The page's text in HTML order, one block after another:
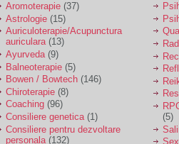
Sunt casatorita, am
31 de ani si un copil in
varsta de 2 ani care
mi-e lumina ochilor.
De ceva timp simt ca
mi s-a adunat
oboseala, o oboseala
cronica de care nu pot
scapa si simt ca din
cauza ei nu pot
controla nervii si
cateodata are copilul
Aromoterapie (37)
Astrologie (15)
Auriculoterapie/Acupunctura
auriculara(13)
Ayurveda(9)
Balneoterapie (5)
Bowen / Bowtech (146)
Chiroterapie (8)
Coaching (96)
Consiliere genetica(1)
Consiliere pentru dezvoltare
personala (132)
(5)